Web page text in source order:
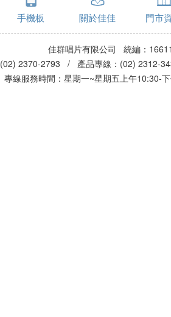
手機板 關於佳佳 門市
佳群唱片有限公司 統編：
(02) 2370-2793 / 產品專線：(02)
專線服務時間：星期一~星期五上午10:30-